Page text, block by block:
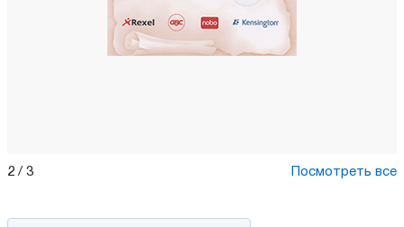
2 / 3 Посмотреть все